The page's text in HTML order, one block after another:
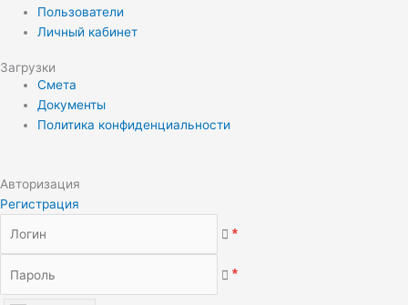
Пользователи
Личный кабинет
Загрузки
Смета
Документы
Политика конфиденциальности
Авторизация
Регистрация
*
*